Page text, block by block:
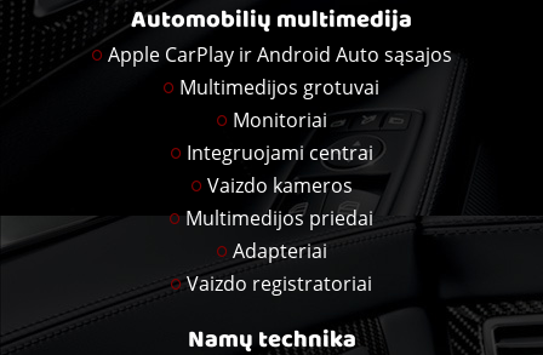
Automobilių multimedija
Apple CarPlay ir Android Auto sąsajos
Multimedijos grotuvai
Monitoriai
Integruojami centrai
Vaizdo kameros
Multimedijos priedai
Adapteriai
Vaizdo registratoriai
Namų technika